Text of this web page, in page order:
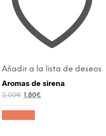
Añadir a la lista de deseos
Aromas de sirena
2,00€ El
original
era:
1,80€El